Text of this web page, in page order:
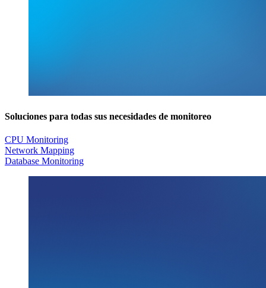
Soluciones para todas sus necesidades de monitoreo
CPU Monitoring
Network Mapping
Database Monitoring